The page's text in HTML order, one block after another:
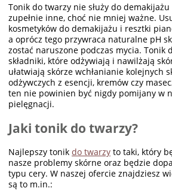
Tonik do twarzy nie służy do
zupełnie inne, choć nie mniej ważne.
kosmetyków do demakijażu i resztki
a oprócz tego przywraca naturalne pH
zostać naruszone podczas mycia. Tonik
składniki, które odżywiają i nawilżają
ułatwiają skórze wchłanianie kolejnych
odżywczych z esencji, kremów czy
ten nie powinien być nigdy pomijany w
pielęgnacji.
Jaki tonik do twarzy?
Najlepszy tonik do twarzy to taki, który
nasze problemy skórne oraz będzie
typu cery. W naszej ofercie znajdziesz
są to m.in.: